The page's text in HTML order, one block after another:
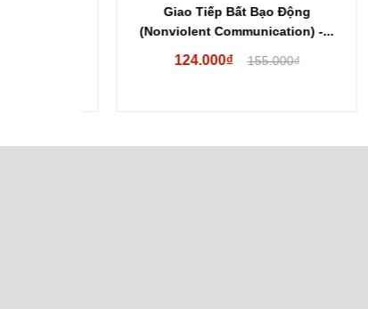
Giao Tiếp Bất Bạo Động
(Nonviolent Communication) -...
124.000₫ 155.000₫